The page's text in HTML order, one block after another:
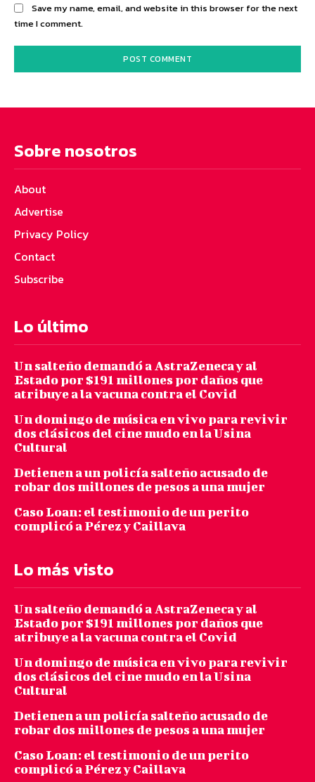
Save my name, email, and website in this browser for the next
time I comment.
Sobre nosotros
About
Advertise
Privacy Policy
Contact
Subscribe
Lo último
Un salteño demandó a AstraZeneca y al
Estado por $191 millones por daños que
atribuye a la vacuna contra el Covid
Un domingo de música en vivo para revivir
dos clásicos del cine mudo en la Usina
Cultural
Detienen a un policía salteño acusado de
robar dos millones de pesos a una mujer
Caso Loan: el testimonio de un perito
complicó a Pérez y Caillava
Lo más visto
Un salteño demandó a AstraZeneca y al
Estado por $191 millones por daños que
atribuye a la vacuna contra el Covid
Un domingo de música en vivo para revivir
dos clásicos del cine mudo en la Usina
Cultural
Detienen a un policía salteño acusado de
robar dos millones de pesos a una mujer
Caso Loan: el testimonio de un perito
complicó a Pérez y Caillava